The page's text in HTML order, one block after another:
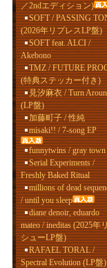
／2ndエディション)
SOFT / PASSING
(2026年リプレスLP盤)
SOFT feat. ALCI /
Akebono
TMZ / FUTURE
(特典ステッカー付き)
見汐麻衣 / Turn
(LP盤)
加藤町子 / 性純
misaki!! / 7-song EP
funnytwins / gray town
Serial Experiments /
Freshly Baked Ritual
millions of dead
/ until you sleep
diane denoir, eduardo
mateo / ineditas (2025年
シューLP盤)
RAFAEL TORAL /
Spectral Evolution (LP盤)